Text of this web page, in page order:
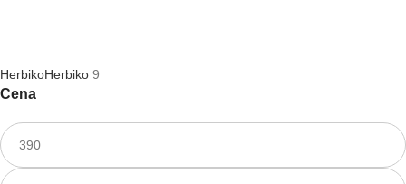
HerbikoHerbiko 9
Cena